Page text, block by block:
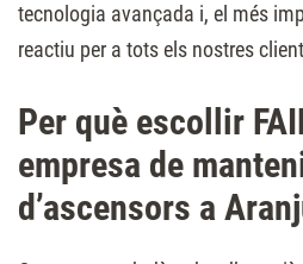
tecnologia avançada i, el més
reactiu per a tots els nostres
Per què escollir
empresa de
d’ascensors a